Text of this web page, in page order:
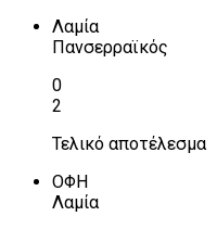
Λαμία
Πανσερραϊκός
0
2
Τελικό αποτέλεσμα
ΟΦΗ
Λαμία